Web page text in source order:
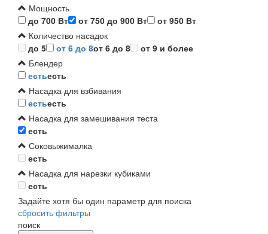
Мощность
до 700 Вт
от 750 до 900 Вт
от 950 Вт
Количество насадок
до 5
от 6 до 8от 6 до 8
от 9 и более
Блендер
естьесть
Насадка для взбивания
естьесть
Насадка для замешивания теста
есть
Соковыжималка
есть
Насадка для нарезки кубиками
есть
Задайте хотя бы один параметр для поиска
сбросить фильтры
поиск